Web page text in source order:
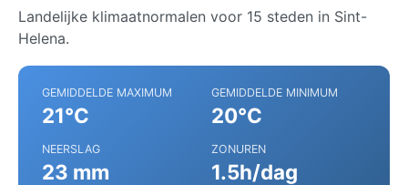
Landelijke klimaatnormalen voor 15 steden in Sint-
Helena.
GEMIDDELDE MAXIMUM
21°C
GEMIDDELDE MINIMUM
20°C
NEERSLAG
23 mm
ZONUREN
1.5h/dag